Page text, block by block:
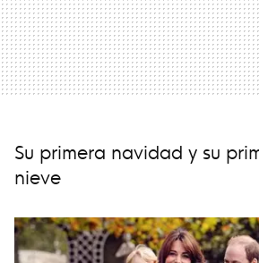
Su primera navidad y su
nieve